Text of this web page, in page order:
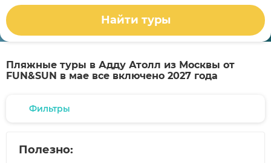
Найти туры
Пляжные туры в Адду Атолл из Москвы от
FUN&SUN в мае все включено 2027 года
Фильтры
Полезно: